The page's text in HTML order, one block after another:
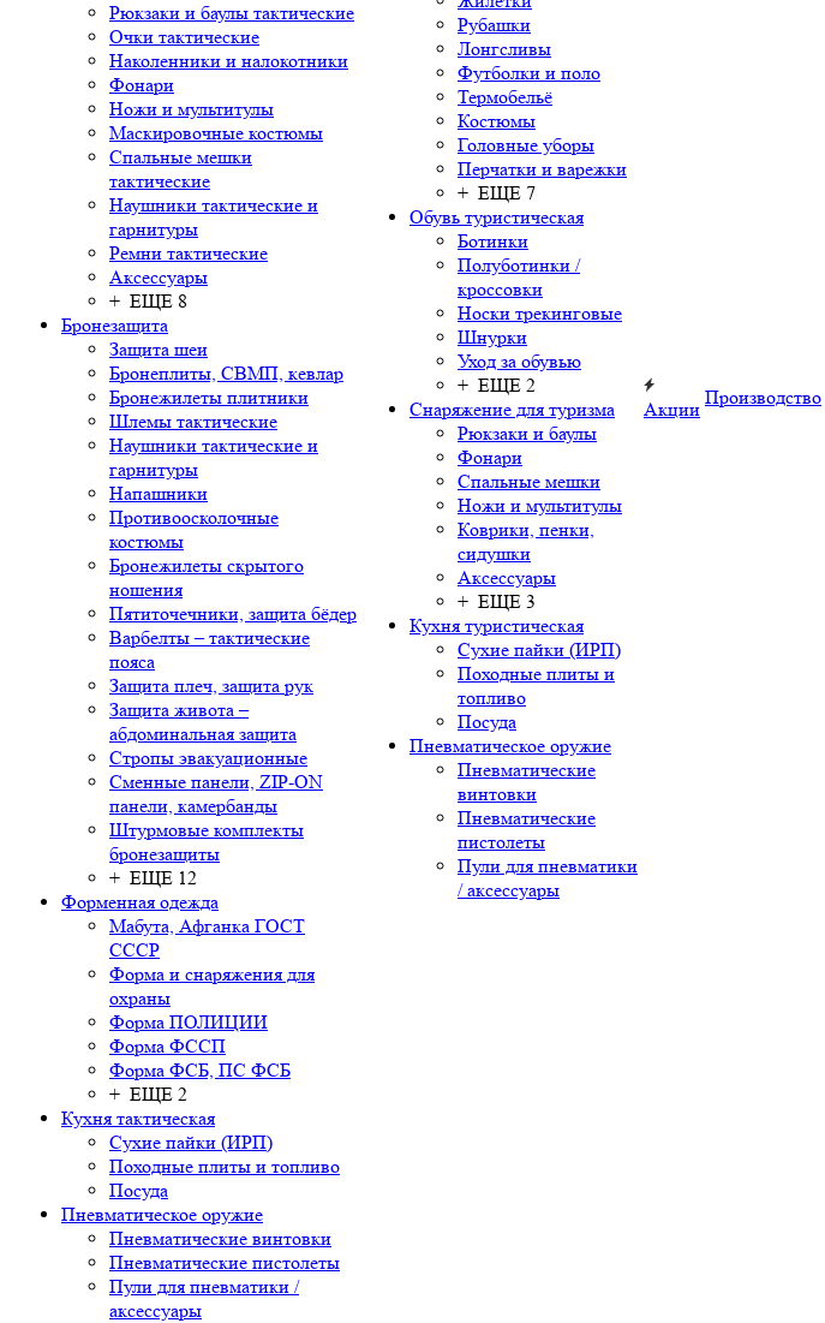
Рюкзаки и баулы тактические
Очки тактические
Наколенники и налокотники
Фонари
Ножи и мультитулы
Маскировочные костюмы
Спальные мешки
тактические
Наушники тактические и
гарнитуры
Ремни тактические
Аксессуары
+ ЕЩЕ 8
Бронезащита
Защита шеи
Бронеплиты, СВМП, кевлар
Бронежилеты плитники
Шлемы тактические
Наушники тактические и
гарнитуры
Напашники
Противоосколочные
костюмы
Бронежилеты скрытого
ношения
Пятиточечники, защита бёдер
Варбелты – тактические
пояса
Защита плеч, защита рук
Защита живота –
абдоминальная защита
Стропы эвакуационные
Сменные панели, ZIP-ON
панели, камербанды
Штурмовые комплекты
бронезащиты
+ ЕЩЕ 12
Форменная одежда
Мабута, Афганка ГОСТ
СССР
Форма и снаряжения для
охраны
Форма ПОЛИЦИИ
Форма ФССП
Форма ФСБ, ПС ФСБ
+ ЕЩЕ 2
Кухня тактическая
Сухие пайки (ИРП)
Походные плиты и топливо
Посуда
Пневматическое оружие
Пневматические винтовки
Пневматические пистолеты
Пули для пневматики /
аксессуары
Рубашки
Лонгсливы
Футболки и поло
Термобельё
Костюмы
Головные уборы
Перчатки и варежки
+ ЕЩЕ 7
Обувь туристическая
Ботинки
Полуботинки /
кроссовки
Носки трекинговые
Шнурки
Уход за обувью
+ ЕЩЕ 2
Снаряжение для туризма
Рюкзаки и баулы
Фонари
Спальные мешки
Ножи и мультитулы
Коврики, пенки,
сидушки
Аксессуары
+ ЕЩЕ 3
Кухня туристическая
Сухие пайки (ИРП)
Походные плиты и
топливо
Посуда
Пневматическое оружие
Пневматические
винтовки
Пневматические
пистолеты
Пули для пневматики
/ аксессуары
Акции
Производство